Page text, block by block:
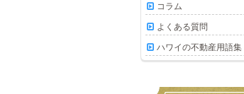
コラム
よくある質問
ハワイの不動産用語集